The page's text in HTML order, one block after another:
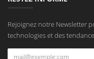
Rejoignez notre Newsletter
technologies et des